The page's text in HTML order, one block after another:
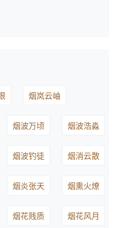
烟岚云岫
烟波万顷 烟波浩淼
烟波钓徒 烟消云散
烟炎张天 烟熏火燎
烟花贱质 烟花风月